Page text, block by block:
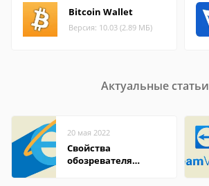
Bitcoin Wallet
Версия: 10.03 (2.89 МБ)
Актуальные статьи
20 мая 2022
Свойства
обозревателя